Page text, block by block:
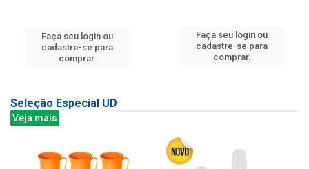
Faça seu login ou
cadastre-se para
comprar.
Faça seu login ou
cadastre-se para
comprar.
Seleção Especial UD
Veja mais